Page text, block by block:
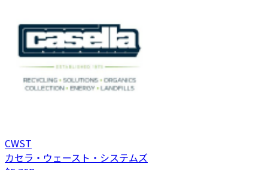
CWST
カセラ・ウェースト・システムズ